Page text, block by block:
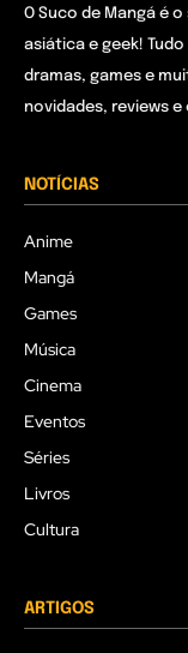
O Suco de Mangá é
asiática e geek!
dramas, games e
novidades, reviews
NOTÍCIAS
Anime
Mangá
Games
Música
Cinema
Eventos
Séries
Livros
Cultura
ARTIGOS